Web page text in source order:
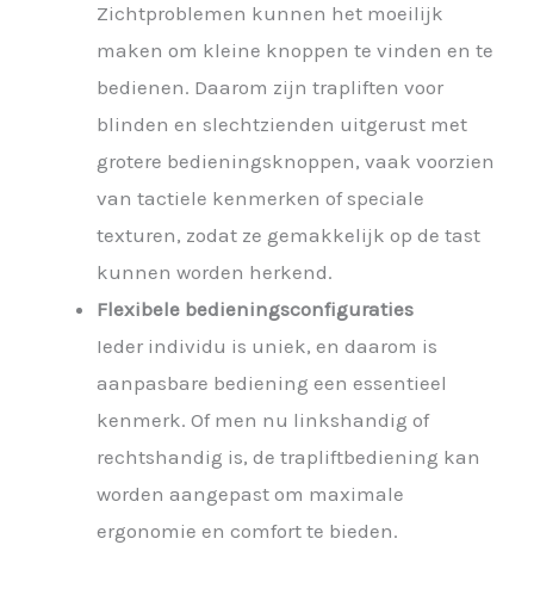
Zichtproblemen kunnen het moeilijk
maken om kleine knoppen te vinden en te
bedienen. Daarom zijn trapliften voor
blinden en slechtzienden uitgerust met
grotere bedieningsknoppen, vaak voorzien
van tactiele kenmerken of speciale
texturen, zodat ze gemakkelijk op de tast
kunnen worden herkend.
Flexibele bedieningsconfiguraties
Ieder individu is uniek, en daarom is
aanpasbare bediening een essentieel
kenmerk. Of men nu linkshandig of
rechtshandig is, de trapliftbediening kan
worden aangepast om maximale
ergonomie en comfort te bieden.